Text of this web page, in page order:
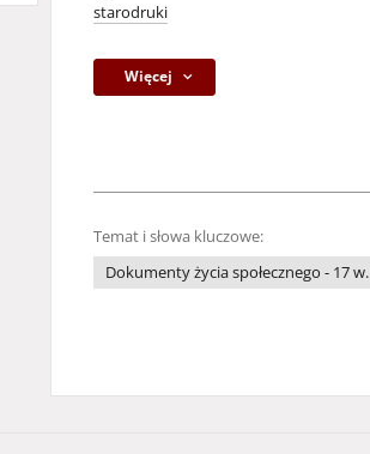
starodruki
Więcej
Temat i słowa kluczowe:
Dokumenty życia społecznego - 17 w.